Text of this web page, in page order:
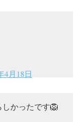
4月18日
かったです️🦁